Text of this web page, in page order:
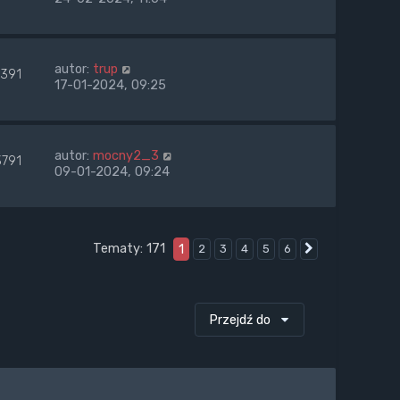
autor: trup
17-01-2024, 09:25
autor: mocny2_3
09-01-2024, 09:24
Tematy: 171 1 2 3 4 5 6
Przejdź do